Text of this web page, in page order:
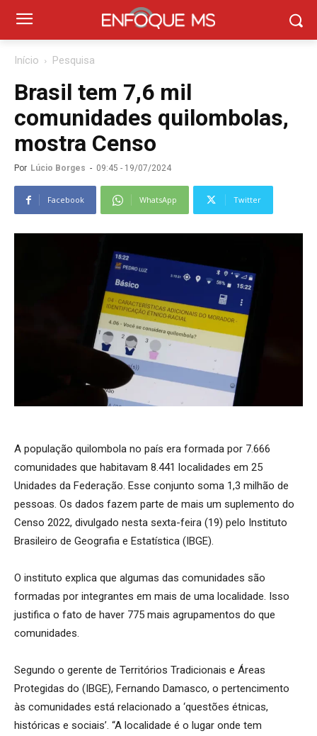
Início Pesquisa
Brasil tem 7,6 mil
comunidades quilombolas,
mostra Censo
Por Lúcio Borges - 09:45 - 19/07/2024
Facebook WhatsApp Twitter
A população quilombola no país era formada por 7.666
comunidades que habitavam 8.441 localidades em 25
Unidades da Federação. Esse conjunto soma 1,3 milhão de
pessoas. Os dados fazem parte de mais um suplemento do
Censo 2022, divulgado nesta sexta-feira (19) pelo Instituto
Brasileiro de Geografia e Estatística (IBGE).
O instituto explica que algumas das comunidades são
formadas por integrantes em mais de uma localidade. Isso
justifica o fato de haver 775 mais agrupamentos do que
comunidades.
Segundo o gerente de Territórios Tradicionais e Áreas
Protegidas do (IBGE), Fernando Damasco, o pertencimento
às comunidades está relacionado a ‘questões étnicas,
históricas e sociais’. “A localidade é o lugar onde tem